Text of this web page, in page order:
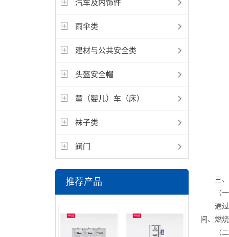
汽车及内饰件
雨伞类
建材与公共安全类
头盔安全帽
童（婴儿）车（床）
袜子类
阀门
推荐产品
三、
（一
通过高
间、燃
（二